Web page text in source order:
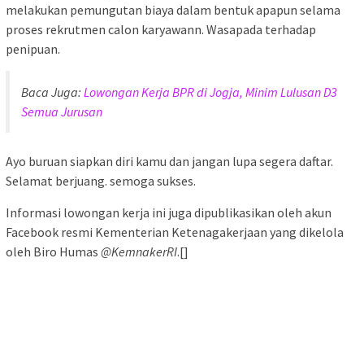
melakukan pemungutan biaya dalam bentuk apapun selama
proses rekrutmen calon karyawann. Wasapada terhadap
penipuan.
Baca Juga: Lowongan Kerja BPR di Jogja, Minim Lulusan D3
Semua Jurusan
Ayo buruan siapkan diri kamu dan jangan lupa segera daftar.
Selamat berjuang. semoga sukses.
Informasi lowongan kerja ini juga dipublikasikan oleh akun
Facebook resmi Kementerian Ketenagakerjaan yang dikelola
oleh Biro Humas @KemnakerRI.[]